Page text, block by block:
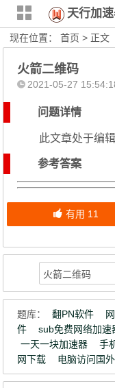
天行加
现在位置：首页 > 正文
火箭二维码
2021-05-27
问题详情
此文章处于编
参考答案
有用 11
题库： 翻PN软件
件
sub免费网络加速
一天一块加速器
手
网下载
电脑访问国